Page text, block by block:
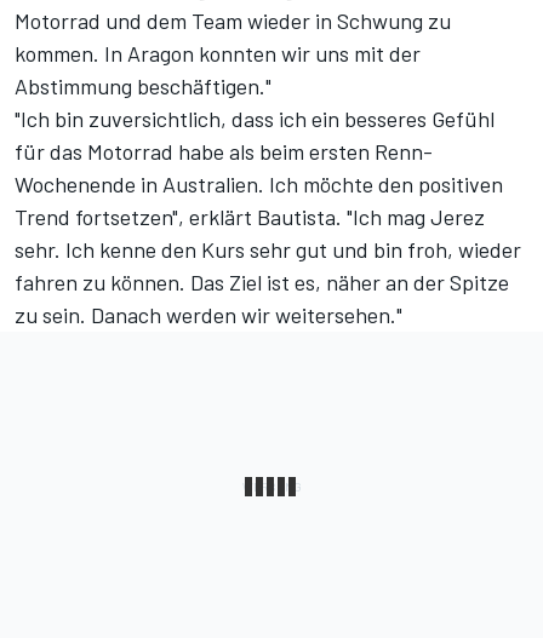
Motorrad und dem Team wieder in Schwung zu
kommen. In Aragon konnten wir uns mit der
Abstimmung beschäftigen."
"Ich bin zuversichtlich, dass ich ein besseres Gefühl
für das Motorrad habe als beim ersten Renn-
Wochenende in Australien. Ich möchte den positiven
Trend fortsetzen", erklärt Bautista. "Ich mag Jerez
sehr. Ich kenne den Kurs sehr gut und bin froh, wieder
fahren zu können. Das Ziel ist es, näher an der Spitze
zu sein. Danach werden wir weitersehen."